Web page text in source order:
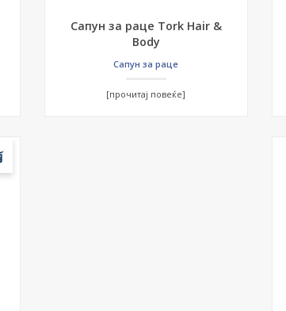
Сапун за раце Tork Hair &
Body
Сапун за раце
[прочитај повеќе]